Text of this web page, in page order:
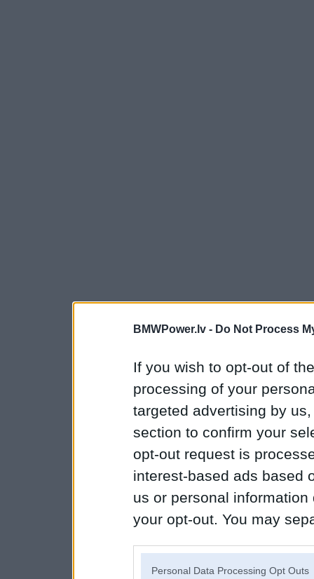
BMWPower.lv - Do Not Process
If you wish to opt-out of
processing of your
targeted advertising by
section to confirm your
opt-out request is
interest-based ads based
us or personal
your opt-out. You may
Personal Data Processing Opt Outs